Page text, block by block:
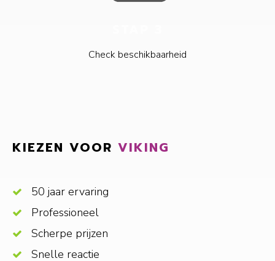
Check beschikbaarheid
KIEZEN VOOR VIKING
50 jaar ervaring
Professioneel
Scherpe prijzen
Snelle reactie